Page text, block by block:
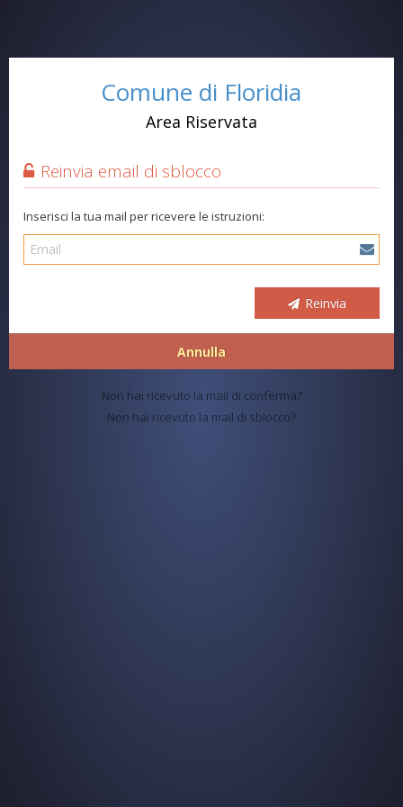
Comune di Floridia
Area Riservata
Reinvia email di sblocco
Inserisci la tua mail per ricevere le istruzioni:
Reinvia
Annulla
Non hai ricevuto la mail di conferma?
Non hai ricevuto la mail di sblocco?